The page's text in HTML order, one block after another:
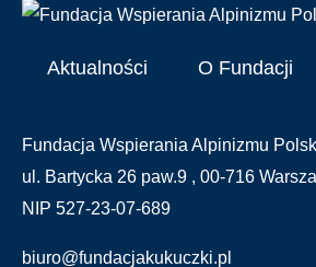
Aktualności O Fundacji
Fundacja Wspierania Alpinizmu
ul. Bartycka 26 paw.9 , 00-716
NIP 527-23-07-689
biuro@fundacjakukuczki.pl